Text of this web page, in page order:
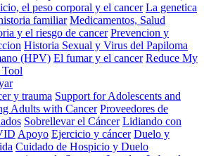
el peso corporal y el cancer La genetica
familiar Medicamentos, Salud
y el riesgo de cancer Prevencion y
Historia Sexual y Virus del Papiloma
(HPV) El fumar y el cancer Reduce My
y trauma Support for Adolescents and
Adults with Cancer Proveedores de
Sobrellevar el Cáncer Lidiando con
Apoyo Ejercicio y cáncer Duelo y
Cuidado de Hospicio y Duelo